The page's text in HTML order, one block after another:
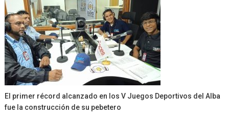
El primer récord alcanzado en los V Juegos Deportivos del Alba
fue la construcción de su pebetero